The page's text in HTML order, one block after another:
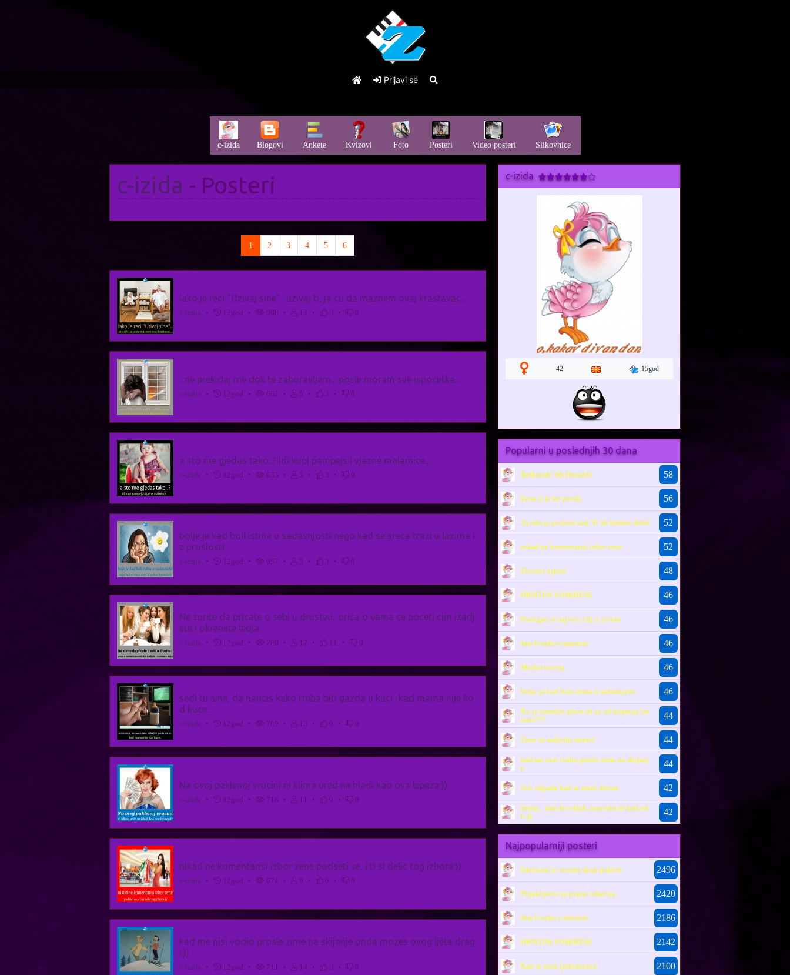
Prijavi se
c-izida Blogovi Ankete Kvizovi Foto Posteri Video posteri Slikovnice
c-izida - Posteri
1 (current)
2 3 4 5 6
lako je reci "Uzivaj sine".. uzivaj ti, ja cu da maznem ovaj krastavac...
c-izida • 12god • 968 • 13 • 8 • 0
...ne prekidaj me dok te zaboravljam... posle moram sve ispocetka...
c-izida • 12god • 662 • 5 • 3 • 0
a sto me gjedas tako..? idi kupi pampejs i vjazne malamice...
c-izida • 12god • 633 • 5 • 3 • 0
bolje je kad boli istina u sadasnjosti nego kad se sreca trazi u lazima i
z proslosti
c-izida • 12god • 657 • 5 • 3 • 0
Ne zurite da pricate o sebi u drustvu.. prica o vama ce poceti cim izadj
ete i okrenete ledja
c-izida • 12god • 780 • 12 • 11 • 0
sedi tu sine, da naucis kako treba biti gazda u kuci.. kad mama nije ko
d kuce..
c-izida • 12god • 789 • 13 • 9 • 0
Na ovoj paklenoj vrucini ni klima ured ne hladi kao ova lepeza:))
c-izida • 12god • 716 • 11 • 9 • 0
nikad ne komentarisi izbor zene podseti se, i ti si delic tog izbora:))
c-izida • 12god • 674 • 9 • 6 • 0
kad me nisi vodio prosle zime na skijanje onda mozes ovog ljeta drag
i:))
c-izida • 12god • 711 • 14 • 8 • 0
c-izida
42 15god
Popularni u poslednjih 30 dana
Balkanski McDonald's 58
Zena ti je ko potok 56
Aj odo ja poslom sad, Vi da budete dobri 52
nikad ne komentarisi izbor zene 52
Zivotni uspesi 48
HRISTOS VOSKRESE 46
Postigao si najveci cilj u zivotu 46
Ima li neko comentar 46
Muska osveta. 46
bolje je kad boli istina u sadasnjosti 46
Ko je izmislio plicu da se od kupanja las
teee!!!!!
44
Zene su najbolji ratnici 44
kad me nisi vodio prosle zime na skijanj
e
44
Sve odpada kad se meni drema 42
Sreda... dan ko oblak, razvedri se kad od
e:))
42
Najpopularniji posteri
Iskrenost je veoma skup poklon 2496
Prijateljstvo je poput zrdavlja 2420
Ima li neko comentar 2186
HRISTOS VOSKRESE 2142
Kad je zena ljubomorna 2100